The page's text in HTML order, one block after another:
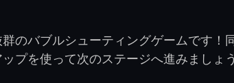
のバブルシューティングゲームです
プを使って次のステージへ進みましょ